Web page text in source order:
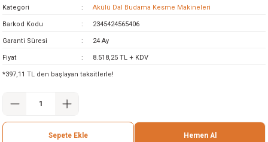
Testereler
Kategori Akülü Dal Budama Kesme Makineleri
Barkod Kodu 2345424565406
Garanti Süresi 24 Ay
Fiyat 8.518,25 TL + KDV
*397,11 TL den başlayan taksitlerle!
Sepete Ekle Hemen Al